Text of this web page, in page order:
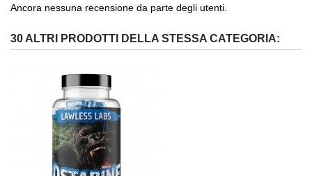
Ancora nessuna recensione da parte degli utenti.
30 ALTRI PRODOTTI DELLA STESSA CATEGORIA: